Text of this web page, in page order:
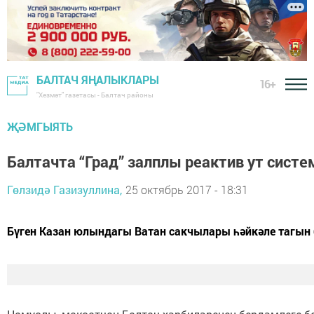
БАЛТАЧ ЯҢАЛЫКЛАРЫ
"Хезмәт" газетасы - Балтач районы
16+
ҖӘМГЫЯТЬ
Балтачта “Град” залплы реактив ут
Гөлзидә Газизуллина, 25 октябрь 2017 - 18:31
Бүген Казан юлындагы Ватан сакчылары һәйкәле тагын